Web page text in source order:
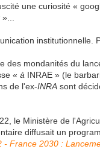
une curiosité «
»...
institutionnelle.
des mondanités du
« à INRAE » (le
de l'ex-INRA sont
le Ministère de
diffusait un
- France 2030 :